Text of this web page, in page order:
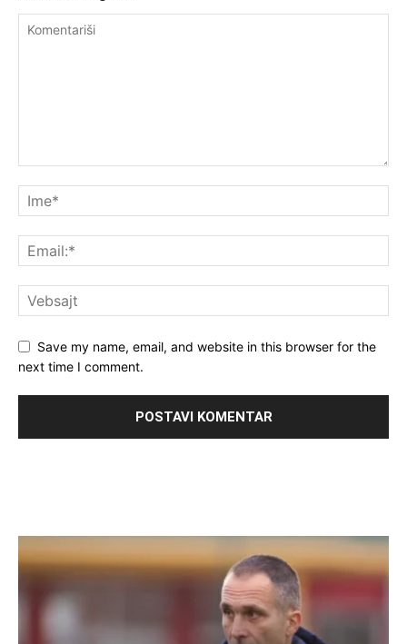
Save my name, email, and website in this browser for the
next time I comment.